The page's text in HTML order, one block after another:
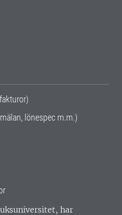
lönespec m.m.)
har